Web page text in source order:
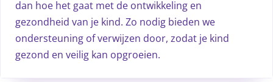
dan hoe het gaat met de ontwikkeling en
gezondheid van je kind. Zo nodig bieden we
ondersteuning of verwijzen door, zodat je kind
gezond en veilig kan opgroeien.